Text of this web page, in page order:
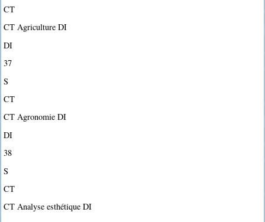
CT
CT Agriculture DI
DI
37
S
CT
CT Agronomie DI
DI
38
S
CT
CT Analyse esthétique DI